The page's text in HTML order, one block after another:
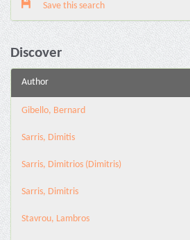
Save this search
Discover
Author
Gibello, Bernard
Sarris, Dimitis
Sarris, Dimitrios (Dimitris)
Sarris, Dimitris
Stavrou, Lambros